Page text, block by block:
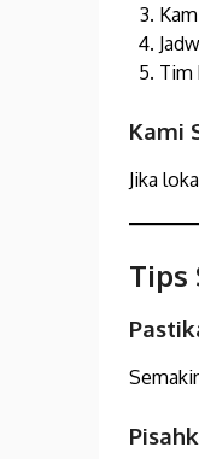
Tim
Kami
Jika
Tips